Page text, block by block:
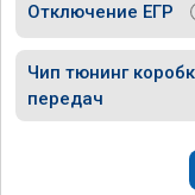
Отключение ЕГР
Чип тюнинг
передач